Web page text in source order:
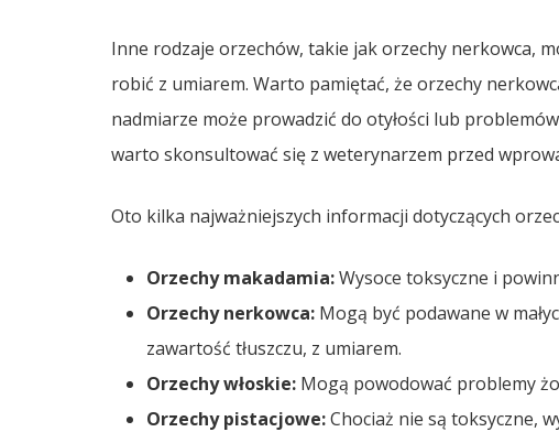
Inne rodzaje orzechów, takie jak orzechy nerkowca,
robić z umiarem. Warto pamiętać, że orzechy
nadmiarze może prowadzić do otyłości lub
warto skonsultować się z weterynarzem przed
Oto kilka najważniejszych informacji dotyczących
Orzechy makadamia:Wysoce toksyczne i
Orzechy nerkowca: Mogą być podawane w
zawartość tłuszczu, z umiarem.
Orzechy włoskie: Mogą powodować problemy
Orzechy pistacjowe:Chociaż nie są toksyczne,